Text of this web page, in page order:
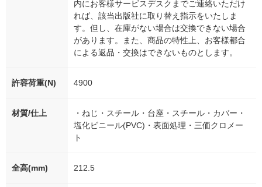
内にお客様サービスデスクまでご連絡いただけ
れば、該当出版社に取り替え指示をいたしま
す。但し、在庫がない場合は交換できない場合
があります。また、商品の特性上、お客様都合
による返品・交換はできないものとします。
許容荷重(N) 4900
材質/仕上
・ねじ・スチール・台座・スチール・カバー・
塩化ビニール(PVC)・表面処理・三価クロメー
ト
全高(mm) 212.5